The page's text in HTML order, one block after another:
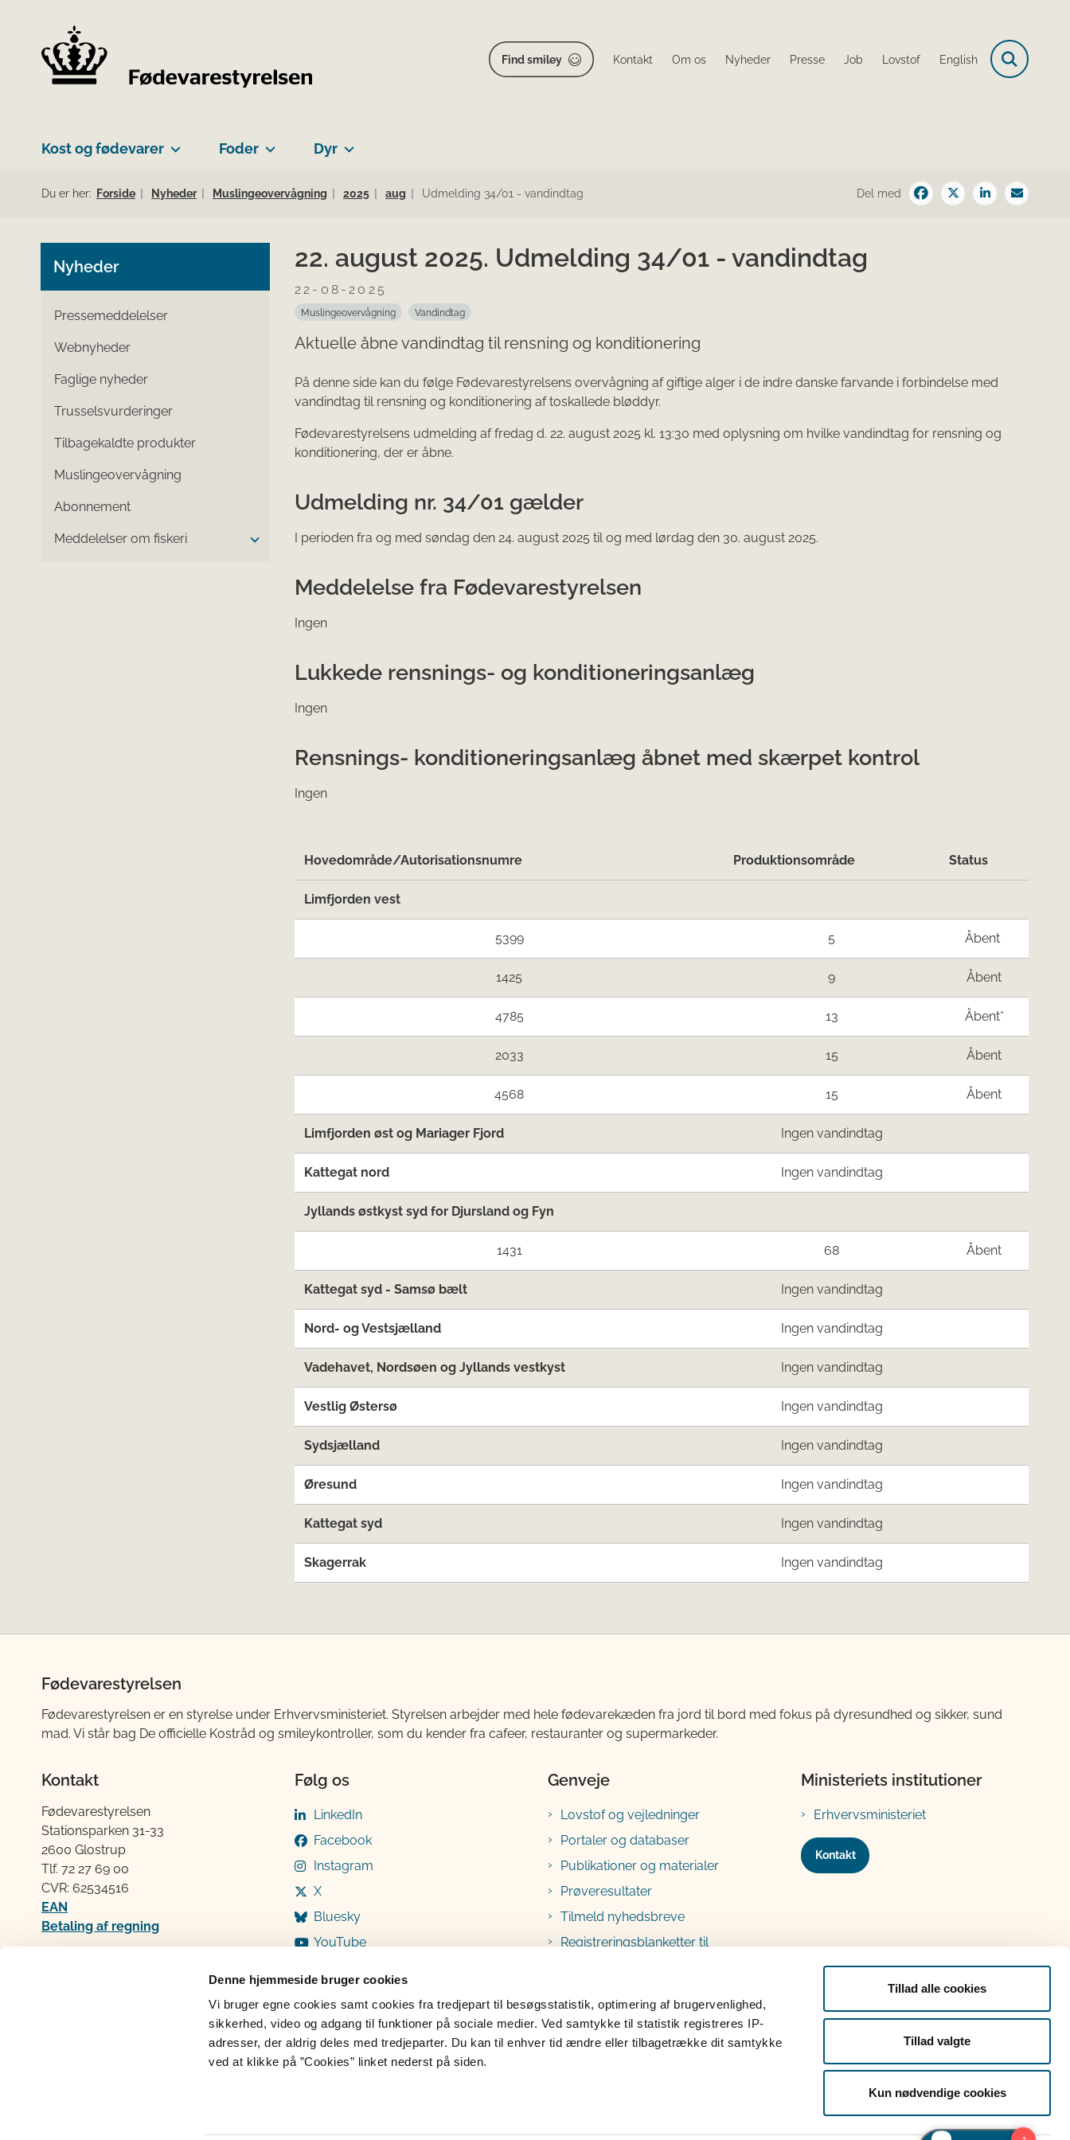
Denne hjemmeside bruger cookies
Vi bruger egne cookies samt cookies fra tredjepart til besøgsstatistik, optimering af brugervenlighed,
sikkerhed, video og adgang til funktioner på sociale medier. Ved samtykke til statistik registreres IP-
adresser, der aldrig deles med tredjeparter. Du kan til enhver tid ændre eller tilbagetrække dit samtykke
ved at klikke på ”Cookies” linket nederst på siden.
Tillad alle cookies
Tillad valgte
Kun nødvendige cookies
Find smiley Kontakt Om os Nyheder Presse Job Lovstof English
Kost og fødevarer Foder Dyr
Du er her: Forside Nyheder Muslingeovervågning 2025 aug Udmelding 34/01 - vandindtag Del med
Nyheder
Pressemeddelelser
Webnyheder
Faglige nyheder
Trusselsvurderinger
Tilbagekaldte produkter
Muslingeovervågning
Abonnement
Meddelelser om fiskeri
22. august 2025. Udmelding 34/01 - vandindtag
22-08-2025
Muslingeovervågning Vandindtag
Aktuelle åbne vandindtag til rensning og konditionering
På denne side kan du følge Fødevarestyrelsens overvågning af giftige alger i de indre danske farvande i forbindelse med
vandindtag til rensning og konditionering af toskallede bløddyr.
Fødevarestyrelsens ud​melding af fredag d. 22. august 2025 kl. 13:30 med oplysning om hvilke vandindtag for rensning og
konditionering, der er åbne.
Udmelding nr. 34/01 gælder
I perioden fra og med søndag den 24. august 2025 til og med lørdag den 30. august 2025.​
Meddelelse fra Fødevarestyrelsen
Ingen
Lukkede rensnings- og konditioneringsanlæg
Ingen
Rensnings- konditioneringsanlæg åbnet med skærpet kontrol
Ingen
Hovedområde/Autorisationsnumre Produktionsområde Status
Limfjorden vest
5399 5 Åbent
1425 9 Åbent
4785 13 Åbent*
2033 15 Åbent
4568 15 Åbent
Limfjorden øst og Mariager Fjord Ingen vandindtag
Kattegat nord Ingen vandindtag
Jyllands østkyst syd for Djursland og Fyn
1431 68 Åbent
Kattegat syd - Samsø bælt Ingen vandindtag
Nord- og Vestsjælland Ingen vandindtag
Vadehavet, Nordsøen og Jyllands vestkyst Ingen vandindtag
Vestlig Østersø Ingen vandindtag
Sydsjælland Ingen vandindtag
Øresund Ingen vandindtag
Kattegat syd Ingen vandindtag
Skagerrak Ingen vandindtag
Fødevarestyrelsen
Fødevarestyrelsen er en styrelse under Erhvervsministeriet. Styrelsen arbejder med hele fødevarekæden fra jord til bord med fokus på dyresundhed og sikker, sund
mad. Vi står bag De officielle Kostråd og smileykontroller, som du kender fra cafeer, restauranter og supermarkeder.
Kontakt
Fødevarestyrelsen
Stationsparken 31-33
2600 Glostrup
Tlf. 72 2​​​7 69 00
CVR: 62534516
EAN
Betaling af regning
Følg os
LinkedIn
Facebook
Instagram
X
Bluesky
YouTube
Genveje
Lovstof og vejledninger
Portaler og databaser
Publikationer og materialer
Prøveresultater
Tilmeld nyhedsbreve
Registreringsblanketter til
Ministeriets institutioner
Erhvervsministeriet
Kontakt
Persondatabeskyttelse Tilgængelighedserklæring Klage